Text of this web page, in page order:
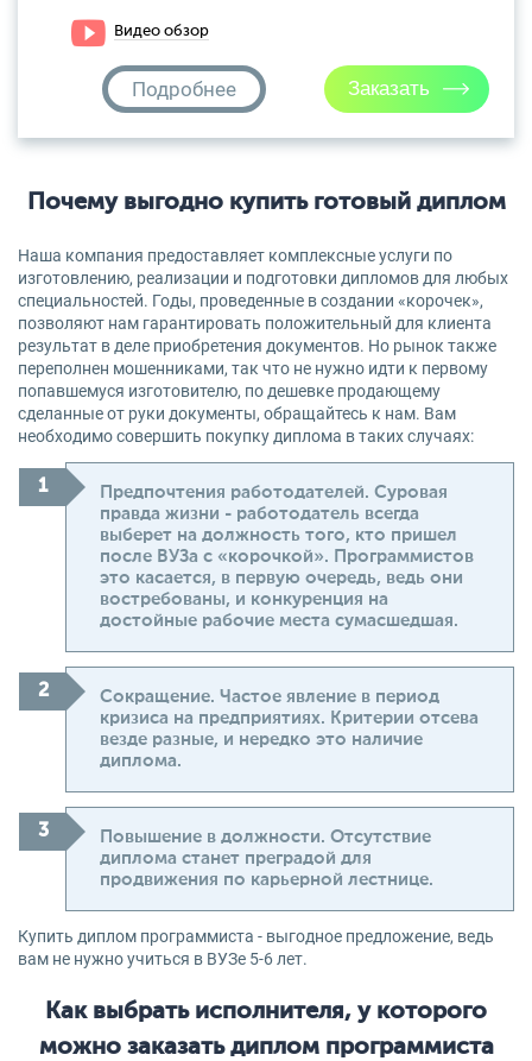
Видео обзор
Подробнее
Почему выгодно купить готовый диплом
Наша компания предоставляет комплексные услуги по
изготовлению, реализации и подготовки дипломов для любых
специальностей. Годы, проведенные в создании «корочек»,
позволяют нам гарантировать положительный для клиента
результат в деле приобретения документов. Но рынок также
переполнен мошенниками, так что не нужно идти к первому
попавшемуся изготовителю, по дешевке продающему
сделанные от руки документы, обращайтесь к нам. Вам
необходимо совершить покупку диплома в таких случаях:
Предпочтения работодателей. Суровая
правда жизни - работодатель всегда
выберет на должность того, кто пришел
после ВУЗа с «корочкой». Программистов
это касается, в первую очередь, ведь они
востребованы, и конкуренция на
достойные рабочие места сумасшедшая.
Сокращение. Частое явление в период
кризиса на предприятиях. Критерии отсева
везде разные, и нередко это наличие
диплома.
Повышение в должности. Отсутствие
диплома станет преградой для
продвижения по карьерной лестнице.
Купить диплом программиста - выгодное предложение, ведь
вам не нужно учиться в ВУЗе 5-6 лет.
Как выбрать исполнителя, у которого
можно заказать диплом программиста